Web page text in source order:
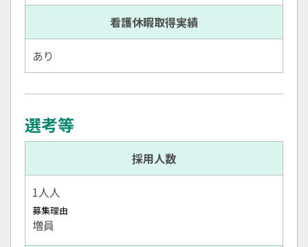
看護休暇取得実績
あり
選考等
採用人数
1人人
募集理由
増員